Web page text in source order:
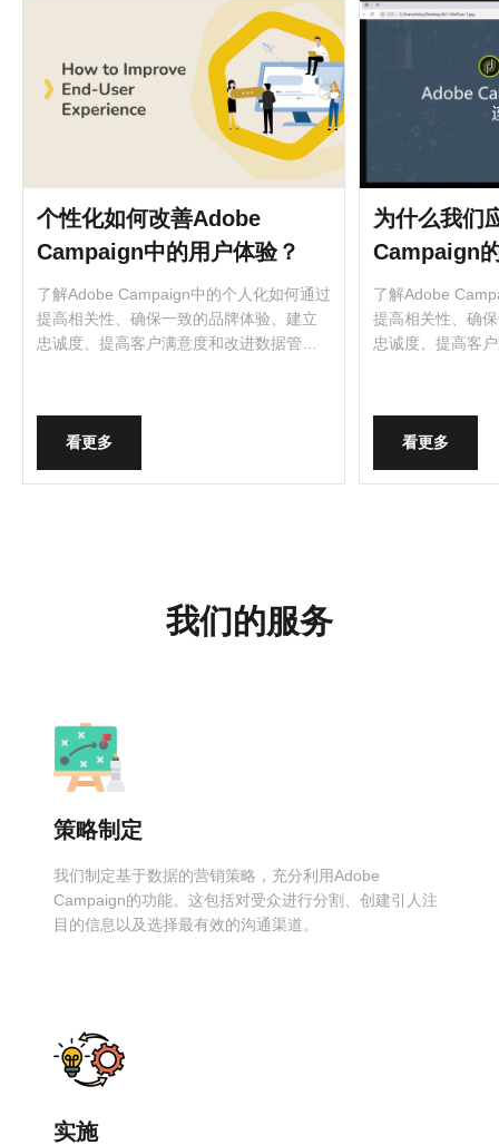
个性化如何改善Adobe
Campaign中的用户体验？
了解Adobe Campaign中的个人化如何通过
提高相关性、确保一致的品牌体验、建立
忠诚度、提高客户满意度和改进数据管理
索在Adobe Campaign中使用个人化功能在
更有意义的层面上与客户建立联系的好
看更多
为什么我们
Campaign
了解Adobe
提高相关性、确
忠诚度、提高客
索在Adobe
更有意义的层面
看更多
我们的服务
策略制定
我们制定基于数据的营销策略，充分利用Adobe
Campaign的功能。这包括对受众进行分割、创建引人注
目的信息以及选择最有效的沟通渠道。
实施